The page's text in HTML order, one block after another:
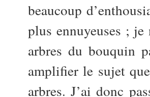
beaucoup
plus ennuyeuses ;
arbres du bouquin
amplifier le sujet
arbres. J’ai donc